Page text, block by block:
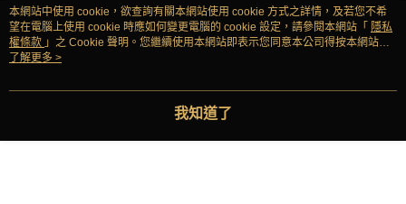
熱門標籤
本網站中使用 cookie，欲查詢有關本網站使用 cookie 方式之詳情，及若您不希
望在電腦上使用 cookie 時應如何變更電腦的 cookie 設定，請參閱本網站「 隱私
權條款 」之 Cookie 聲明。您繼續使用本網站即表示您同意本公司得按本網站使
用條款之 Cookie 聲明使用 cookie。
了解更多 >
我知道了